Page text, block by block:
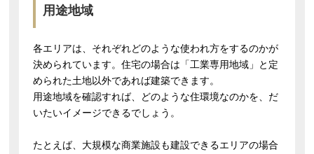
用途地域
各エリアは、それぞれどのような使われ方をするのかが
決められています。住宅の場合は「工業専用地域」と定
められた土地以外であれば建築できます。
用途地域を確認すれば、どのような住環境なのかを、だ
いたいイメージできるでしょう。
たとえば、大規模な商業施設も建設できるエリアの場合